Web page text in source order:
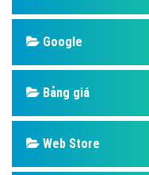
Google
Bảng giá
Web Store